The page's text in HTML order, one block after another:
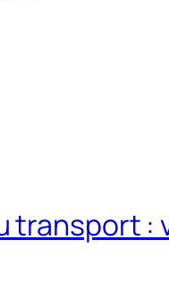
transport